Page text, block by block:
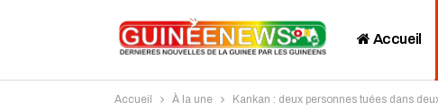
Accueil
Accueil À la une Kankan : deux personnes tuées dans